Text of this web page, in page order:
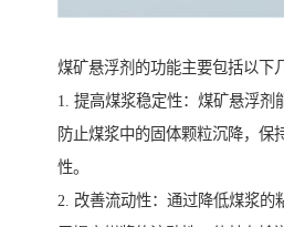
煤矿悬浮剂的功能主要包括以下
1. 提高煤浆稳定性：煤矿悬浮剂
防止煤浆中的固体颗粒沉降，保
性。
2. 改善流动性：通过降低煤浆的